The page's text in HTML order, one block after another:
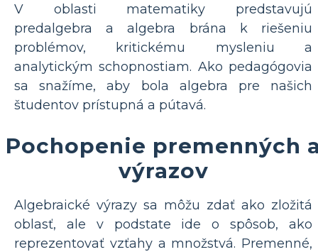
V oblasti matematiky predstavujú
predalgebra a algebra brána k riešeniu
problémov, kritickému mysleniu a
analytickým schopnostiam. Ako pedagógovia
sa snažíme, aby bola algebra pre našich
študentov prístupná a pútavá.
Pochopenie premenných
výrazov
Algebraické výrazy sa môžu zdať ako zložitá
oblasť, ale v podstate ide o spôsob, ako
reprezentovať vzťahy a množstvá. Premenné,